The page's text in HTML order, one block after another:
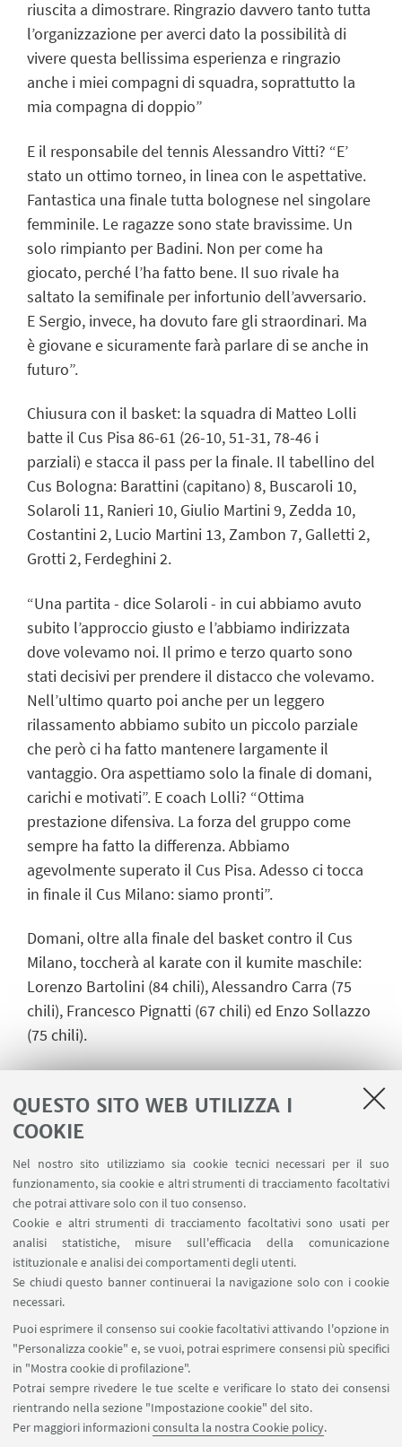
QUESTO SITO WEB UTILIZZA I
COOKIE
Nel nostro sito utilizziamo sia cookie tecnici necessari per il suo
funzionamento, sia cookie e altri strumenti di tracciamento facoltativi
che potrai attivare solo con il tuo consenso.
Cookie e altri strumenti di tracciamento facoltativi sono usati per
analisi statistiche, misure sull'efficacia della comunicazione
istituzionale e analisi dei comportamenti degli utenti.
Se chiudi questo banner continuerai la navigazione solo con i cookie
necessari.
Puoi esprimere il consenso sui cookie facoltativi attivando l'opzione in
"Personalizza cookie" e, se vuoi, potrai esprimere consensi più specifici
in "Mostra cookie di profilazione".
Potrai sempre rivedere le tue scelte e verificare lo stato dei consensi
rientrando nella sezione "Impostazione cookie" del sito.
Per maggiori informazioniconsulta la nostra Cookie policy.
riuscita a dimostrare. Ringrazio davvero tanto tutta
l’organizzazione per averci dato la possibilità di
vivere questa bellissima esperienza e ringrazio
anche i miei compagni di squadra, soprattutto la
mia compagna di doppio”
E il responsabile del tennis Alessandro Vitti? “E’
stato un ottimo torneo, in linea con le aspettative.
Fantastica una finale tutta bolognese nel singolare
femminile. Le ragazze sono state bravissime. Un
solo rimpianto per Badini. Non per come ha
giocato, perché l’ha fatto bene. Il suo rivale ha
saltato la semifinale per infortunio dell’avversario.
E Sergio, invece, ha dovuto fare gli straordinari. Ma
è giovane e sicuramente farà parlare di se anche in
futuro”.
Chiusura con il basket: la squadra di Matteo Lolli
batte il Cus Pisa 86-61 (26-10, 51-31, 78-46 i
parziali) e stacca il pass per la finale. Il tabellino del
Cus Bologna: Barattini (capitano) 8, Buscaroli 10,
Solaroli 11, Ranieri 10, Giulio Martini 9, Zedda 10,
Costantini 2, Lucio Martini 13, Zambon 7, Galletti 2,
Grotti 2, Ferdeghini 2.
“Una partita - dice Solaroli - in cui abbiamo avuto
subito l’approccio giusto e l’abbiamo indirizzata
dove volevamo noi. Il primo e terzo quarto sono
stati decisivi per prendere il distacco che volevamo.
Nell’ultimo quarto poi anche per un leggero
rilassamento abbiamo subito un piccolo parziale
che però ci ha fatto mantenere largamente il
vantaggio. Ora aspettiamo solo la finale di domani,
carichi e motivati”. E coach Lolli? “Ottima
prestazione difensiva. La forza del gruppo come
sempre ha fatto la differenza. Abbiamo
agevolmente superato il Cus Pisa. Adesso ci tocca
in finale il Cus Milano: siamo pronti”.
Domani, oltre alla finale del basket contro il Cus
Milano, toccherà al karate con il kumite maschile:
Lorenzo Bartolini (84 chili), Alessandro Carra (75
chili), Francesco Pignatti (67 chili) ed Enzo Sollazzo
(75 chili).